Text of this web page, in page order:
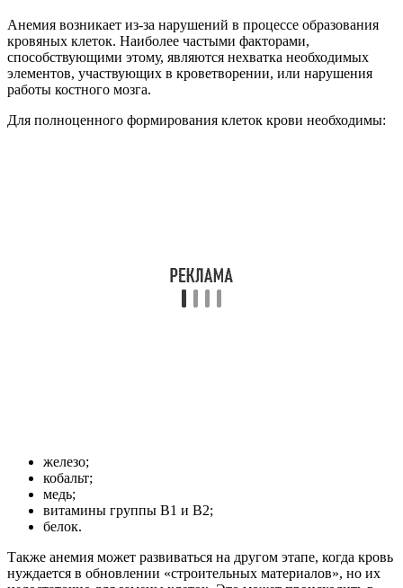
Анемия возникает из-за нарушений в процессе образования
кровяных клеток. Наиболее частыми факторами,
способствующими этому, являются нехватка необходимых
элементов, участвующих в кроветворении, или нарушения
работы костного мозга.
Для полноценного формирования клеток крови необходимы:
железо;
кобальт;
медь;
витамины группы В1 и В2;
белок.
Также анемия может развиваться на другом этапе, когда кровь
нуждается в обновлении «строительных материалов», но их